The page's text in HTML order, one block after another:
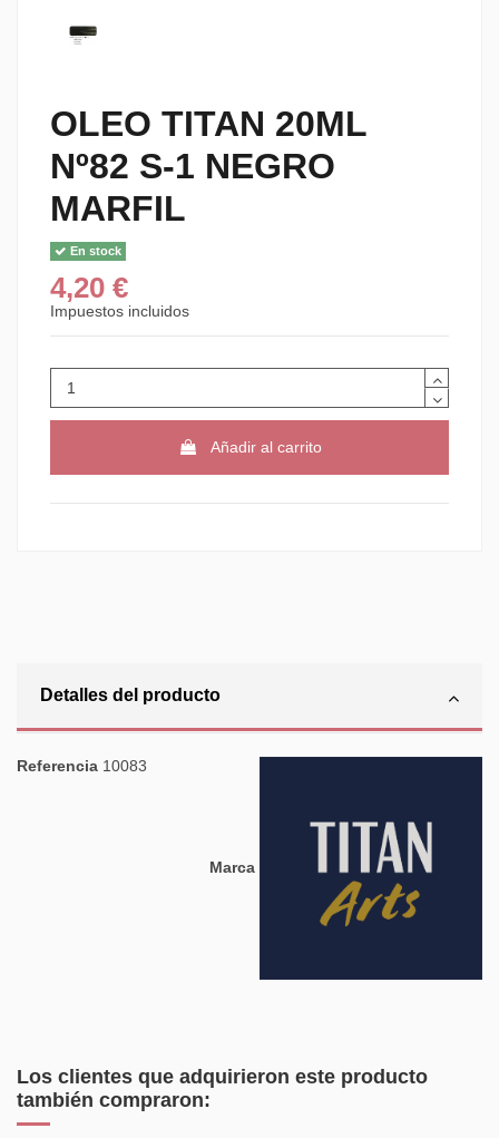
OLEO TITAN 20ML
Nº82 S-1 NEGRO
MARFIL
En stock
4,20 €
Impuestos incluidos
Añadir al carrito
Detalles del producto
Marca
Referencia 10083
Los clientes que adquirieron este producto
también compraron: